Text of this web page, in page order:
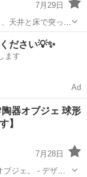
7月29日
引っ越し
関係で8/5頃までの
ださい💡✨
ます
Ad
陶器オブジェ 球形
】
7月28日
- デザイ